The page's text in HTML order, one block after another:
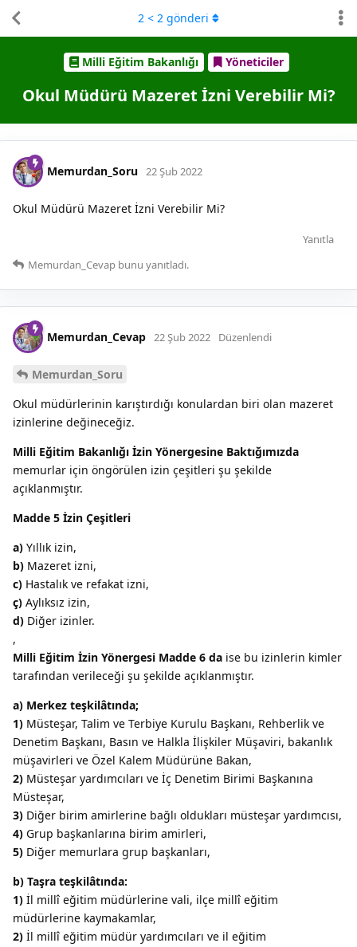
Milli Eğitim Bakanlığı Yöneticiler
Okul Müdürü Mazeret İzni Verebilir Mi?
2 < 2 gönderi
Memurdan_Soru 22 Şub 2022
Okul Müdürü Mazeret İzni Verebilir Mi?
Yanıtla
Memurdan_Cevap bunu yanıtladı.
Memurdan_Cevap 22 Şub 2022 Düzenlendi
Memurdan_Soru
Okul müdürlerinin karıştırdığı konulardan biri olan mazeret
izinlerine değineceğiz.
Milli Eğitim Bakanlığı İzin Yönergesine Baktığımızda
memurlar için öngörülen izin çeşitleri şu şekilde
açıklanmıştır.
Madde 5 İzin Çeşitleri
a) Yıllık izin,
b) Mazeret izni,
c) Hastalık ve refakat izni,
ç) Aylıksız izin,
d) Diğer izinler.
,
Milli Eğitim İzin Yönergesi Madde 6 da ise bu izinlerin kimler
tarafından verileceği şu şekilde açıklanmıştır.
a) Merkez teşkilâtında;
1) Müsteşar, Talim ve Terbiye Kurulu Başkanı, Rehberlik ve
Denetim Başkanı, Basın ve Halkla İlişkiler Müşaviri, bakanlık
müşavirleri ve Özel Kalem Müdürüne Bakan,
2) Müsteşar yardımcıları ve İç Denetim Birimi Başkanına
Müsteşar,
3) Diğer birim amirlerine bağlı oldukları müsteşar yardımcısı,
4) Grup başkanlarına birim amirleri,
5) Diğer memurlara grup başkanları,
b) Taşra teşkilâtında:
1) İl millî eğitim müdürlerine vali, ilçe millî eğitim
müdürlerine kaymakamlar,
2) İl millî eğitim müdür yardımcıları ve il eğitim